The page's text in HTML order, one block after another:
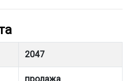
2047
продажа